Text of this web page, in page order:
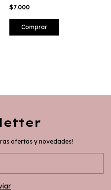
$7.000
Comprar
ofertas y novedades!